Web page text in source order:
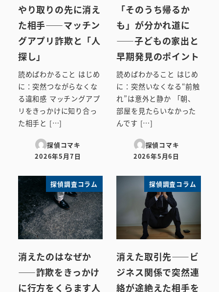
やり取りの先に消え
た相手――マッチン
グアプリ詐欺と「人
探し」
読めばわかること はじめ
に：突然つながらなくな
る違和感 マッチングアプ
リをきっかけに知り合っ
た相手と […]
探偵コマキ
投稿日
2026年5月7日
「そのうち帰るか
も」が分かれ道に
――子どもの家出と
早期発見のポイント
読めばわかること はじめ
に：突然いなくなる“前触
れ”は意外と静か 「朝、
部屋を見たらいなかった
んです […]
探偵コマキ
投稿日
2026年5月6日
探偵調査コラム
消えたのはなぜか
――詐欺をきっかけ
に行方をくらます人
探偵調査コラム
消えた取引先――ビ
ジネス関係で突然連
絡が途絶えた相手を